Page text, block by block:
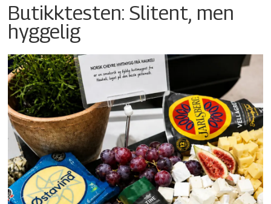
Butikktesten: Slitent, men
hyggelig